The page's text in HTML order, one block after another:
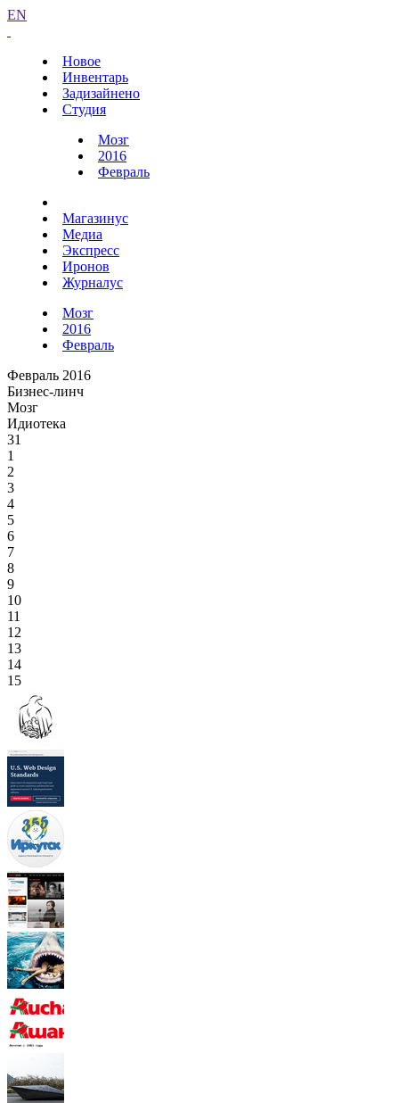
EN
Новое
Инвентарь
Задизайнено
Студия
Мозг
2016
Февраль
Магазинус
Медиа
Экспресс
Иронов
Журналус
Мозг
2016
Февраль
Февраль 2016
Бизнес-линч
Мозг
Идиотека
31
1
2
3
4
5
6
7
8
9
10
11
12
13
14
15